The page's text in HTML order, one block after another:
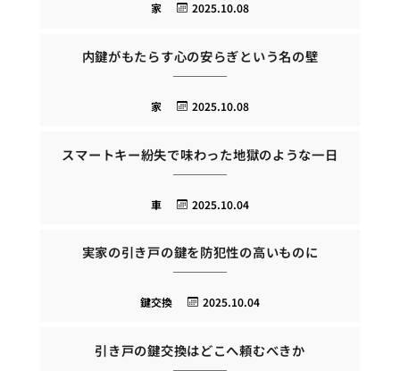
2025.10.08
家
内鍵がもたらす心の安らぎという名の壁
2025.10.08
家
スマートキー紛失で味わった地獄のような一日
2025.10.04
車
実家の引き戸の鍵を防犯性の高いものに
2025.10.04
鍵交換
引き戸の鍵交換はどこへ頼むべきか